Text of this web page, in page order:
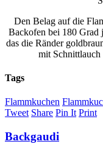
Den Belag auf die
Backofen bei 180 Grad
das die Ränder
mit
Tags
Flammkuchen
Tweet Share Pin It Print
Backgaudi